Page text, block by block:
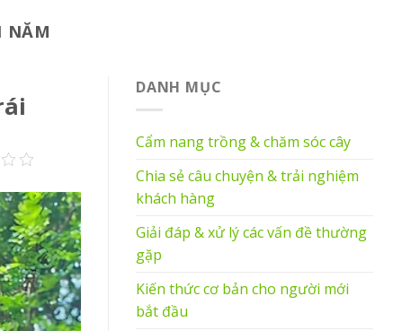
NĂM
DANH MỤC
Cẩm nang trồng & chăm sóc cây
Chia sẻ câu chuyện & trải nghiệm
khách hàng
Giải đáp & xử lý các vấn đề thường
gặp
Kiến thức cơ bản cho người mới
bắt đầu